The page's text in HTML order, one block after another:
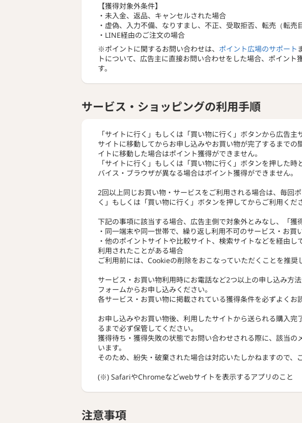
【獲得対象外条件】
・未入金、返品、キャンセルされた場合
・虚偽、入力不備、なりすまし、不正、受取拒否、転売（転売
・LINE経由のご注文の場合
※ポイントに関するお問い合わせは、 ポイント広場のサポート
トについて、広告主に直接お問い合わせをした場合、ポイント
す。
サービス・ショッピングの利用手順
「サイトに行く」もしくは「買い物に行く」ボタンから広告主
サイトに移動してからお申し込みやお買い物が完了するまで
イトに移動した場合はポイント獲得ができません。
「サイトに行く」もしくは「買い物に行く」ボタンを押した
バイス・ブラウザが異なる場合はポイント獲得ができません。
2回以上同じお買い物・サービスをご利用される場合は、毎回
く」もしくは「買い物に行く」ボタンを押してからご利用くだ
下記の事項に該当する場合、広告主側で対象外とみなし、「獲
・同一端末や同一世帯で、繰り返し利用不可のサービス・お買
・他のポイントサイトや比較サイト、検索サイトなどを経由
利用されたことがある場合
ご利用前には、Cookieの削除をおこなっていただくことを推奨
サービス・お買い物利用時にお電話など2つ以上の申し込み方
フォームからお申し込みください。
各サービス・お買い物に掲載されている獲得条件を必ずよくお
お申し込みやお買い物後、利用したサイトから送られる購入完
るまで必ず保管してください。
獲得待ち・獲得失敗の状態でお問い合わせされる際に、該当の
います。
そのため、紛失・破棄された場合は対応いたしかねますので、
(※) SafariやChromeなどwebサイトを表示するアプリのこと
注意事項